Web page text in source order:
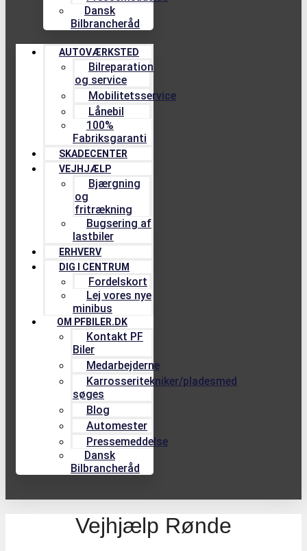
Dansk
Bilbrancheråd
AUTOVÆRKSTED
Bilreparation
og service
Mobilitetsservice
Lånebil
100%
Fabriksgaranti
SKADECENTER
VEJHJÆLP
Bjærgning
og
fritrækning
Bugsering af
lastbiler
ERHVERV
DIG I CENTRUM
Fordelskort
Lej vores nye
minibus
OM PFBILER.DK
Kontakt PF
Biler
Medarbejderne
Karrosseritekniker/pladesmed
søges
Blog
Automester
Pressemeddelse
Dansk
Bilbrancheråd
Vejhjælp Rønde